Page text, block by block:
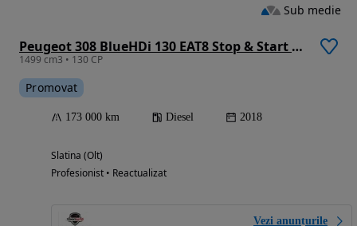
Peugeot 308 BlueHDi 130 EAT8 Stop & Start Allure
1499 cm3 • 130 CP
Promovat
173 000 km Diesel 2018
Slatina (Olt)
Profesionist • Reactualizat
Vezi anunțurile
Sub medie